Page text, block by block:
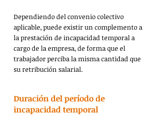
Dependiendo del convenio colectivo
aplicable, puede existir un complemento a
la prestación de incapacidad temporal a
cargo de la empresa, de forma que el
trabajador perciba la misma cantidad que
su retribución salarial.
Duración del período de
incapacidad temporal